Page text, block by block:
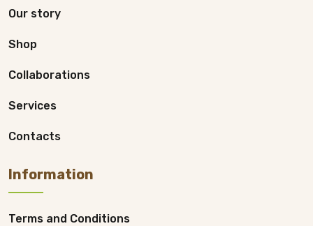
Our story
Shop
Collaborations
Services
Contacts
Information
Terms and Conditions